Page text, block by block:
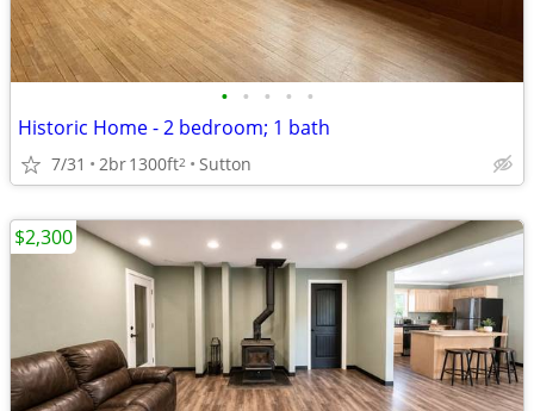
• • • • •
Historic Home - 2 bedroom; 1 bath
7/31 2br1300ft2 Sutton
$2,300